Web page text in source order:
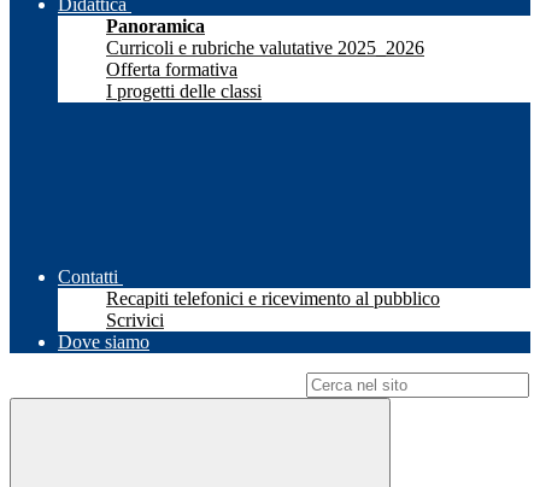
Didattica
Panoramica
Curricoli e rubriche valutative 2025_2026
Offerta formativa
I progetti delle classi
Contatti
Recapiti telefonici e ricevimento al pubblico
Scrivici
Dove siamo